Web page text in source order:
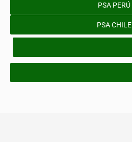
PSA PERÚ
PSA CHILE